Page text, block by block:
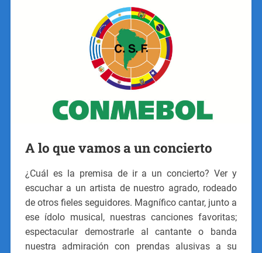
A lo que vamos a un concierto
¿Cuál es la premisa de ir a un concierto? Ver y
escuchar a un artista de nuestro agrado, rodeado
de otros fieles seguidores. Magnífico cantar, junto a
ese ídolo musical, nuestras canciones favoritas;
espectacular demostrarle al cantante o banda
nuestra admiración con prendas alusivas a su